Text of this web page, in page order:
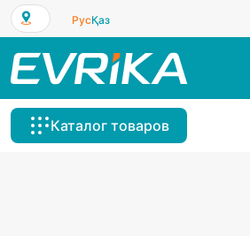
РусҚаз
Каталог товаров